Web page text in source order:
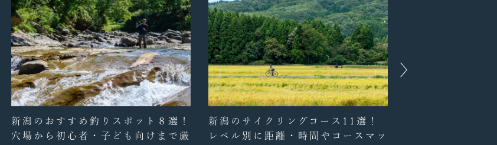
新潟のおすすめ釣りスポット８選！
穴場から初心者・子ども向けまで厳
新潟のサイクリングコース11選！
レベル別に距離・時間やコースマッ